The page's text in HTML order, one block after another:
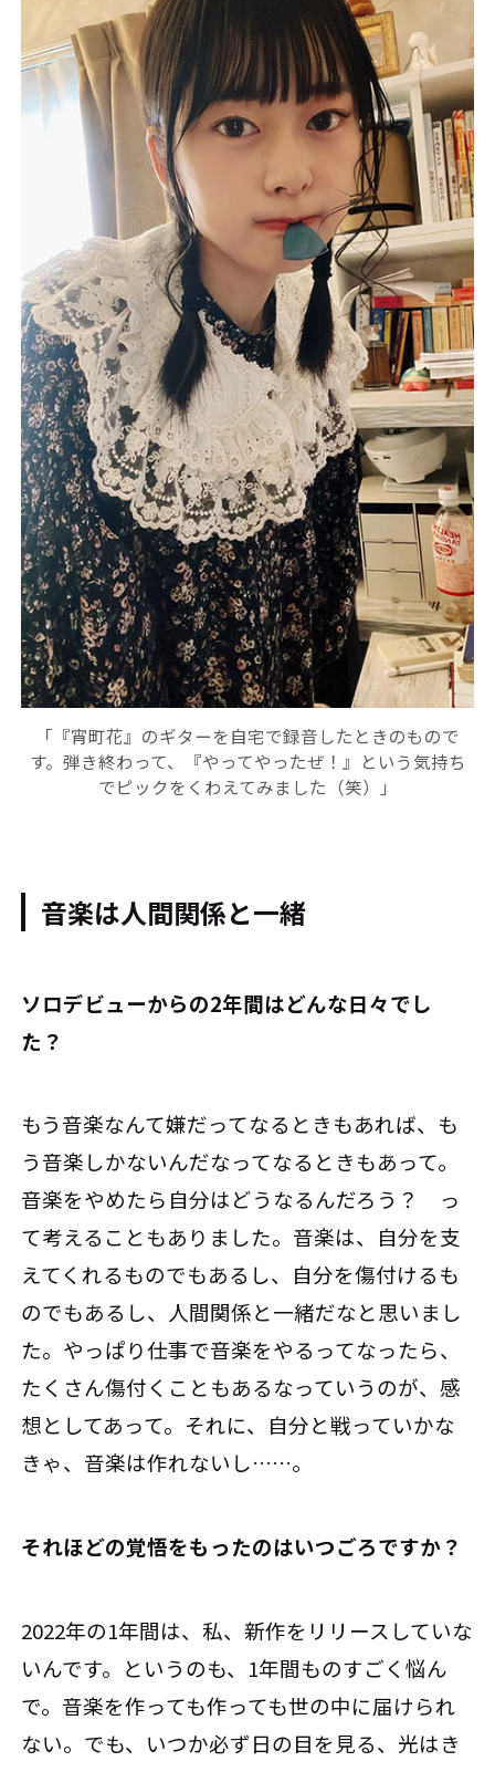
「『宵町花』のギターを自宅で録音したときのもので
す。弾き終わって、『やってやったぜ！』という気持ち
でピックをくわえてみました（笑）」
音楽は人間関係と一緒
――ソロデビューからの2年間はどんな日々でし
た？
もう音楽なんて嫌だってなるときもあれば、も
う音楽しかないんだなってなるときもあって。
音楽をやめたら自分はどうなるんだろう？ っ
て考えることもありました。音楽は、自分を支
えてくれるものでもあるし、自分を傷付けるも
のでもあるし、人間関係と一緒だなと思いまし
た。やっぱり仕事で音楽をやるってなったら、
たくさん傷付くこともあるなっていうのが、感
想としてあって。それに、自分と戦っていかな
きゃ、音楽は作れないし……。
――それほどの覚悟をもったのはいつごろですか？
2022年の1年間は、私、新作をリリースしていな
いんです。というのも、1年間ものすごく悩ん
で。音楽を作っても作っても世の中に届けられ
ない。でも、いつか必ず日の目を見る、光はき